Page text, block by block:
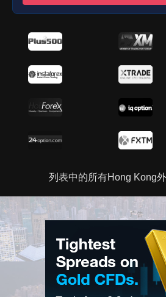
列表中的所有Hong Kong
广告